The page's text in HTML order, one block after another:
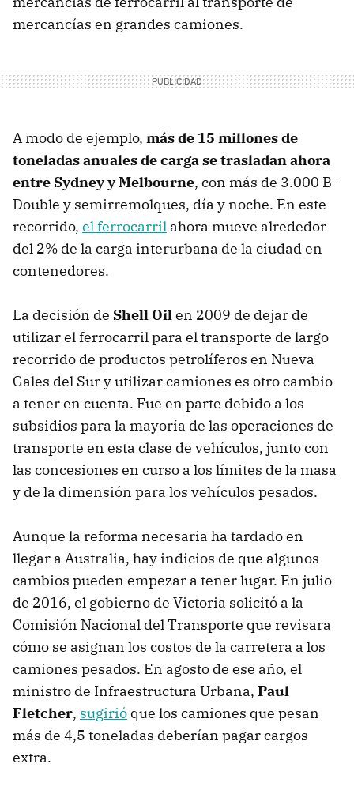
mercancías en grandes camiones.
A modo de ejemplo, más de 15 millones de
toneladas anuales de carga se trasladan ahora
entre Sydney y Melbourne, con más de 3.000 B-
Double y semirremolques, día y noche. En este
recorrido, el ferrocarril ahora mueve alrededor
del 2% de la carga interurbana de la ciudad en
contenedores.
La decisión de Shell Oilen 2009 de dejar de
utilizar el ferrocarril para el transporte de largo
recorrido de productos petrolíferos en Nueva
Gales del Sur y utilizar camiones es otro cambio
a tener en cuenta. Fue en parte debido a los
subsidios para la mayoría de las operaciones de
transporte en esta clase de vehículos, junto con
las concesiones en curso a los límites de la masa
y de la dimensión para los vehículos pesados.
Aunque la reforma necesaria ha tardado en
llegar a Australia, hay indicios de que algunos
cambios pueden empezar a tener lugar. En julio
de 2016, el gobierno de Victoria solicitó a la
Comisión Nacional del Transporte que revisara
cómo se asignan los costos de la carretera a los
camiones pesados. En agosto de ese año, el
ministro de Infraestructura Urbana, Paul
Fletcher, sugirió que los camiones que pesan
más de 4,5 toneladas deberían pagar cargos
extra.